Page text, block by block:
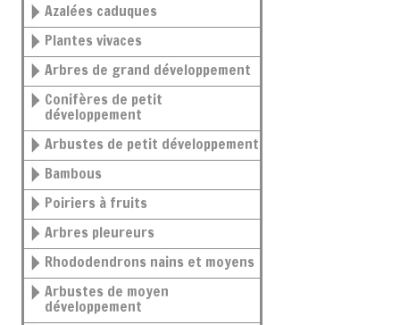
Azalées caduques
Plantes vivaces
Arbres de grand développement
Conifères de petit
développement
Arbustes de petit développement
Bambous
Poiriers à fruits
Arbres pleureurs
Rhododendrons nains et moyens
Arbustes de moyen
développement